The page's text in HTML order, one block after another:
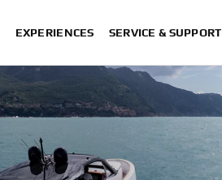
EXPERIENCES SERVICE & SUPPORT